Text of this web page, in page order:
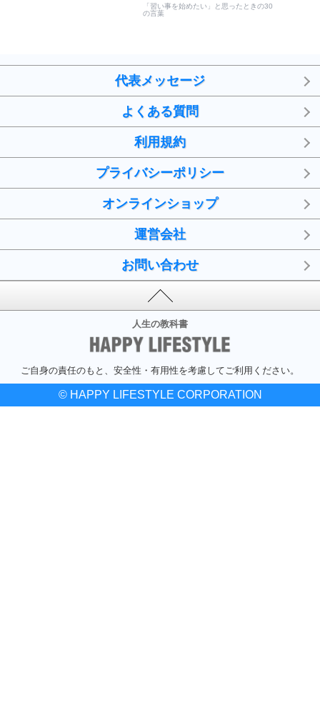
「習い事を始めたい」と思ったときの30
の言葉
代表メッセージ
よくある質問
利用規約
プライバシーポリシー
オンラインショップ
運営会社
お問い合わせ
人生の教科書
ご自身の責任のもと、安全性・有用性を考慮してご利用ください。
© HAPPY LIFESTYLE CORPORATION